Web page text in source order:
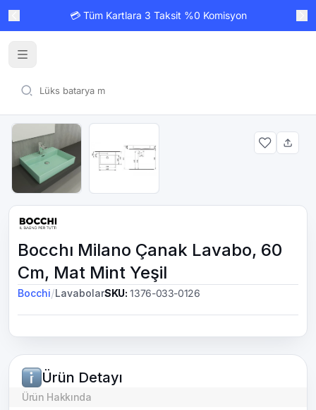
💳 Tüm Kartlara 3 Taksit %0 Komisyon
Bocchı Milano Çanak Lavabo, 60
Cm, Mat Mint Yeşil
Bocchi/LavabolarSKU: 1376-033-0126
Ürün Detayı
Ürün Hakkında